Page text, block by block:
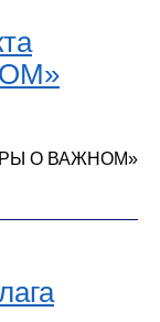
О ВАЖНОМ»